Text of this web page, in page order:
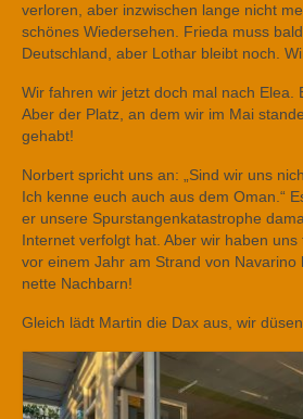
verloren, aber inzwischen lange nicht
schönes Wiedersehen. Frieda muss
Deutschland, aber Lothar bleibt noch.
Wir fahren wir jetzt doch mal nach Elea.
Aber der Platz, an dem wir im Mai
gehabt!
Norbert spricht uns an: „Sind wir uns
Ich kenne euch auch aus dem Oman.“
er unsere Spurstangenkatastrophe
Internet verfolgt hat. Aber wir haben
vor einem Jahr am Strand von Navarino
nette Nachbarn!
Gleich lädt Martin die Dax aus, wir